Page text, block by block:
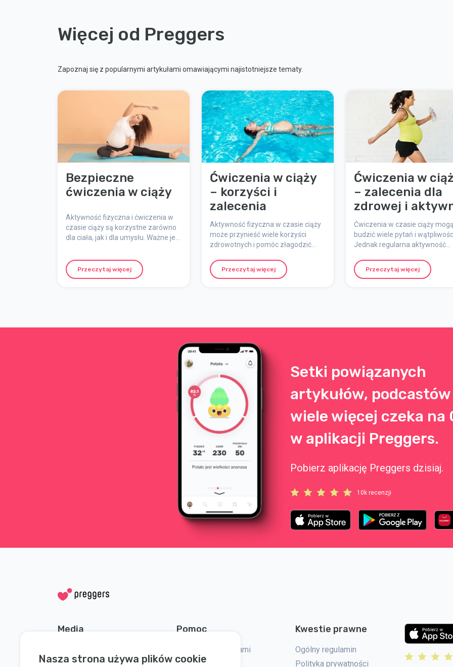
Więcej od Preggers
Zapoznaj się z popularnymi artykułami omawiającymi najistotniejsze tematy.
Bezpieczne
ćwiczenia w ciąży
Aktywność fizyczna i ćwiczenia w
czasie ciąży są korzystne zarówno
dla ciała, jak i dla umysłu. Ważne jest
zachodzących w organizmie. Oto
kilka wskazówek dotyczących
Przeczytaj więcej
Ćwiczenia w ciąży
– korzyści i
zalecenia
Aktywność fizyczna w czasie ciąży
może przynieść wiele korzyści
zdrowotnych i pomóc złagodzić
Ważne jest jednak, aby wziąć pod
uwagę indywidualne okoliczności i
Przeczytaj więcej
Ćwiczenia w
– zalecenia dla
zdrowej i
ciąży
Ćwiczenia w czasie ciąży mogą
budzić wiele pytań i
Jednak regularna aktywność
zarówno dla Ciebie, jak i
dziecka. Oto kilka zaleceń, które
Przeczytaj więcej
Setki powiązanych
artykułów, podcastów
wiele więcej czeka na
w aplikacji Preggers.
Pobierz aplikację Preggers dzisiaj.
10k recenzji
Media
Instagram
Pomoc
Skontaktuj się z nami
Kwestie prawne
Ogólny regulamin
Polityka prywatności
Nasza strona używa plików cookie